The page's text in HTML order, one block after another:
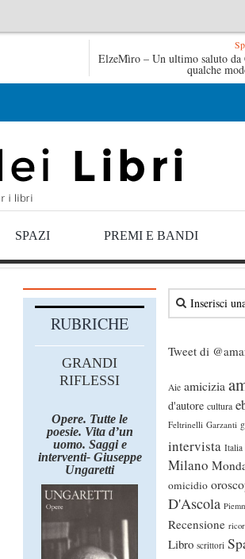
Le anime salve di Fabrizio De
ElzeMìro – Un ultimo saluto
qualche
SPAZI PREMI E BANDI
Tweet di
Aie amicizia
d'autore cultura
Feltrinelli Garzanti
intervista Italia
Milano
omicidio
D'Ascola
Recensione
Libro scrittori
RUBRICHE
GRANDI
RIFLESSI
Opere. Tutte le
poesie. Vita d’un
uomo. Saggi e
interventi- Giuseppe
Ungaretti